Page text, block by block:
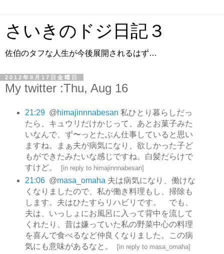
さいきのドジ日記３
佐伯のタフな人生が今後展開されるはず…
2012年8月17日金曜日
My twitter :Thu, Aug 16
21:29 @himajinnnabesan 私ひとり暮らしだっ
たら、キュウリだけかじって、あとお菓子みた
いなんで、ず〜っとたぶん仕事していると思い
ますね。まぁ夫が病気になり、欲しかった子ど
もができたみたいな感じですね。白髪だらけで
すけど。
[in reply to himajinnnabesan]
21:06 @masa_omaha 夫は病気になり、働けな
くなりましたので、私が働き料理もし、掃除も
します。夫はひたすらリハビリです。 でも、
夫は、いっしょにお風呂に入って背中を流して
くれたり、昔は嫌っていた私の野菜中心の料理
を喜んで食べるなど仲良くなりました。この病
気にも意味があるなと。
[in reply to masa_omaha]